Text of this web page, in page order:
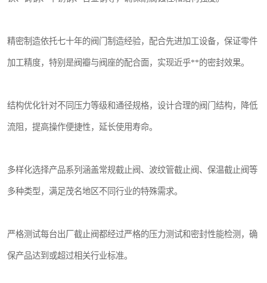
精密制造依托七十年的阀门制造经验，配合先进加工设备，保证零件
加工精度，特别是阀瓣与阀座的配合面，实现近乎**的密封效果。
结构优化针对不同压力等级和通径规格，设计合理的阀门结构，降低
流阻，提高操作便捷性，延长使用寿命。
多样化选择产品系列涵盖常规截止阀、波纹管截止阀、保温截止阀等
多种类型，满足茂名地区不同行业的特殊需求。
严格测试每台出厂截止阀都经过严格的压力测试和密封性能检测，确
保产品达到或超过相关行业标准。